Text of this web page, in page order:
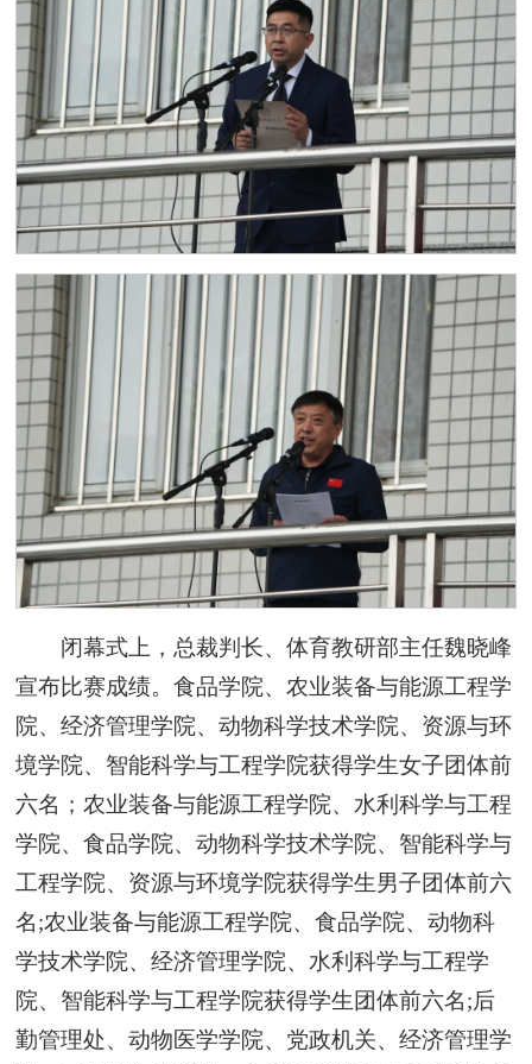
闭幕式上，总裁判长、体育教研部主任魏晓峰
宣布比赛成绩。食品学院、农业装备与能源工程学
院、经济管理学院、动物科学技术学院、资源与环
境学院、智能科学与工程学院获得学生女子团体前
六名；农业装备与能源工程学院、水利科学与工程
学院、食品学院、动物科学技术学院、智能科学与
工程学院、资源与环境学院获得学生男子团体前六
名;农业装备与能源工程学院、食品学院、动物科
学技术学院、经济管理学院、水利科学与工程学
院、智能科学与工程学院获得学生团体前六名;后
勤管理处、动物医学学院、党政机关、经济管理学